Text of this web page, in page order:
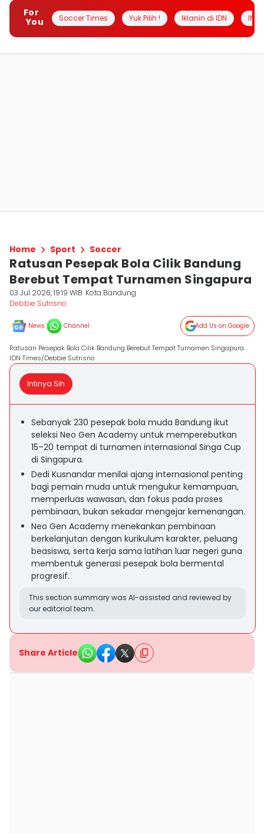
For
You
Soccer Times Yuk Pilih ! Iklanin di IDN
Home Sport Soccer
Ratusan Pesepak Bola Cilik Bandung
Berebut Tempat Turnamen Singapura
03 Jul 2026, 19:19 WIB Kota Bandung
Debbie Sutrisno
News Channel Add Us on Google
Ratusan Pesepak Bola Cilik Bandung Berebut Tempat Turnamen Singapura.
IDN Times/Debbie Sutrisno
Intinya Sih
Sebanyak 230 pesepak bola muda Bandung ikut
seleksi Neo Gen Academy untuk memperebutkan
15–20 tempat di turnamen internasional Singa Cup
di Singapura.
Dedi Kusnandar menilai ajang internasional penting
bagi pemain muda untuk mengukur kemampuan,
memperluas wawasan, dan fokus pada proses
pembinaan, bukan sekadar mengejar kemenangan.
Neo Gen Academy menekankan pembinaan
berkelanjutan dengan kurikulum karakter, peluang
beasiswa, serta kerja sama latihan luar negeri guna
membentuk generasi pesepak bola bermental
progresif.
This section summary was AI-assisted and reviewed by
our editorial team.
Share Article